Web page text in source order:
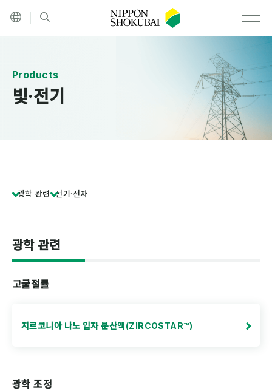
기타 언어
빛·전기
광학 관련 전기·전자
광학 관련
고굴절률
지르코니아 나노 입자 분산액(ZIRCOSTAR™)
광학 조정